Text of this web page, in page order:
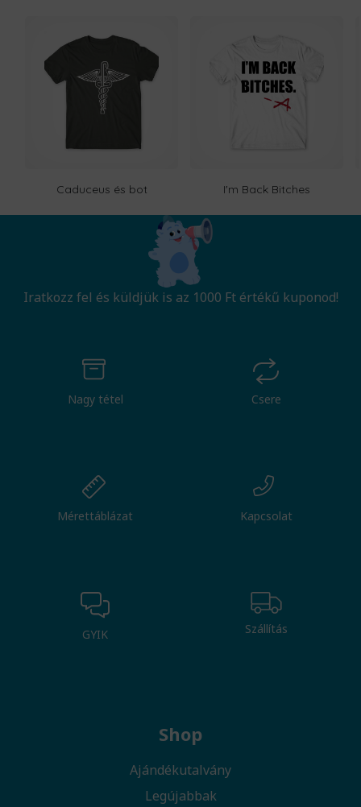
Caduceus és bot I'm Back Bitches
Iratkozz fel és küldjük is az 1000 Ft értékű kuponod!
Nagy tétel Csere
Mérettáblázat Kapcsolat
GYIK Szállítás
Shop
Ajándékutalvány
Legújabbak